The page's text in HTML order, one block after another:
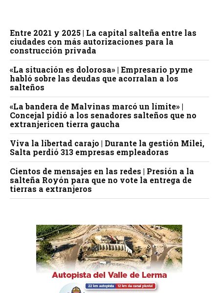
Entre 2021 y 2025 | La capital salteña entre las
ciudades con más autorizaciones para la
construcción privada
«La situación es dolorosa» | Empresario pyme
habló sobre las deudas que acorralan a los
salteños
«La bandera de Malvinas marcó un límite» |
Concejal pidió a los senadores salteños que no
extranjericen tierra gaucha
Viva la libertad carajo | Durante la gestión Milei,
Salta perdió 313 empresas empleadoras
Cientos de mensajes en las redes | Presión a la
salteña Royón para que no vote la entrega de
tierras a extranjeros